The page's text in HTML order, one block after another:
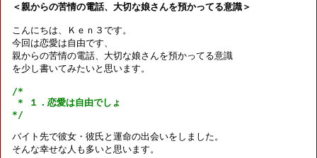
＜親からの苦情の電話、大切な娘さんを預かってる意識＞
こんにちは、Ｋｅｎ３です。
今回は恋愛は自由です、
親からの苦情の電話、大切な娘さんを預かってる意識
を少し書いてみたいと思います。
/*
* １．恋愛は自由でしょ
*/
バイト先で彼女・彼氏と運命の出会いをしました。
そんな幸せな人も多いと思います。